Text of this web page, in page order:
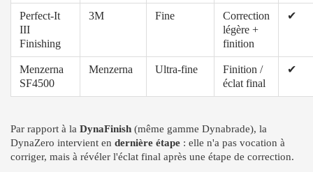
Perfect-It
III
Finishing
3M Fine
Correction
légère +
finition
✔
Menzerna
SF4500
Menzerna Ultra-fine
Finition /
éclat final
✔
Par rapport à la DynaFinish (même gamme Dynabrade), la
DynaZero intervient en dernière étape : elle n'a pas vocation à
corriger, mais à révéler l'éclat final après une étape de correction.